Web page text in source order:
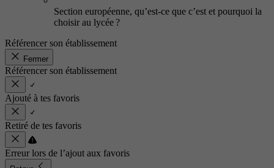
Section européenne, qu’est-ce que c’est et pourquoi la
choisir au lycée ?
Référencer son établissement
Fermer
Référencer son établissement
Ajouté à tes favoris
Retiré de tes favoris
Erreur lors de l’ajout aux favoris